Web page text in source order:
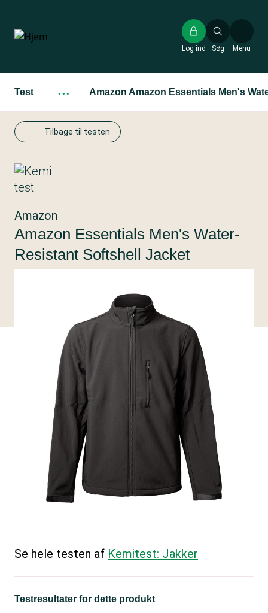
hovedindhold
Søg
Log ind Menu
Test ··· Amazon Amazon Essentials Men's
Tilbage til testen
Amazon
Amazon Essentials Men's Water-
Resistant Softshell Jacket
Se hele testen af Kemitest: Jakker
Testresultater for dette produkt